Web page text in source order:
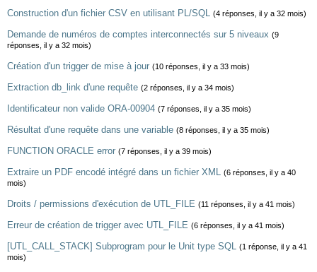
Construction d'un fichier CSV en utilisant PL/SQL (4 réponses, il y a 32 mois)
Demande de numéros de comptes interconnectés sur 5 niveaux (9
réponses, il y a 32 mois)
Création d'un trigger de mise à jour (10 réponses, il y a 33 mois)
Extraction db_link d'une requête (2 réponses, il y a 34 mois)
Identificateur non valide ORA-00904 (7 réponses, il y a 35 mois)
Résultat d'une requête dans une variable (8 réponses, il y a 35 mois)
FUNCTION ORACLE error (7 réponses, il y a 39 mois)
Extraire un PDF encodé intégré dans un fichier XML (6 réponses, il y a 40
mois)
Droits / permissions d'exécution de UTL_FILE (11 réponses, il y a 41 mois)
Erreur de création de trigger avec UTL_FILE (6 réponses, il y a 41 mois)
[UTL_CALL_STACK] Subprogram pour le Unit type SQL (1 réponse, il y a 41
mois)